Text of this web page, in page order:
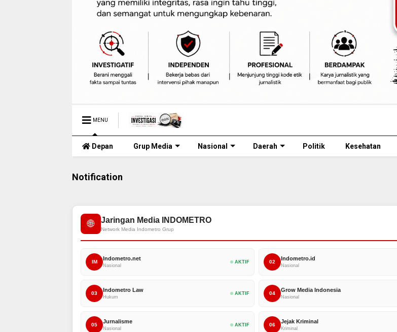
MENU
Depan Grup Media Nasional Daerah Politik Kesehatan
Notification
🌐 Jaringan Media INDOMETRO
Network Media Indometro Grup
IM
Indometro.net
Nasional
AKTIF 02
Indometro.id
Nasional
03
Indometro Law
Hukum
AKTIF 04
Grow Media Indonesia
Nasional
05
Jurnalisme
Nasional
AKTIF 06
Jejak Kriminal
Kriminal